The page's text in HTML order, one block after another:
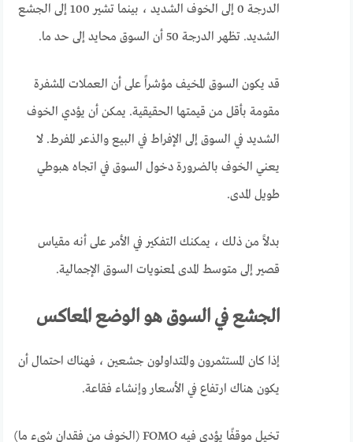
الدرجة 0 إلى الخوف الشديد ، بينما تشير 100 إلى الجشع
الشديد. تظهر الدرجة 50 أن السوق محايد إلى حد ما.
قد يكون السوق المخيف مؤشراً على أن العملات المشفرة
مقومة بأقل من قيمتها الحقيقية. يمكن أن يؤدي الخوف
الشديد في السوق إلى الإفراط في البيع والذعر المفرط. لا
يعني الخوف بالضرورة دخول السوق في اتجاه هبوطي
طويل المدى.
بدلاً من ذلك ، يمكنك التفكير في الأمر على أنه مقياس
قصير إلى متوسط ​​المدى لمعنويات السوق الإجمالية.
الجشع في السوق هو الوضع المعاكس
إذا كان المستثمرون والمتداولون جشعين ، فهناك احتمال أن
يكون هناك ارتفاع في الأسعار وإنشاء فقاعة.
تخيل موقفًا يؤدي فيه FOMO (الخوف من فقدان شيء ما)